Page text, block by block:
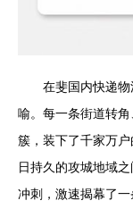
在斐国内快递
喻。每一条街道转
簇，装下了千家万
日持久的攻城地域
冲刺，激速揭幕了